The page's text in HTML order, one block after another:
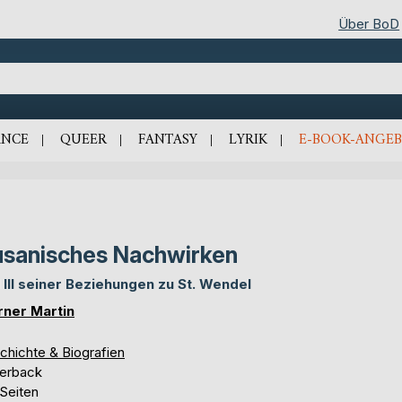
Über BoD
QUEER FANTASY LYRIK E-BOOK-
Nachwirken
III seiner Beziehungen zu St. Wendel
Martin
& Biografien